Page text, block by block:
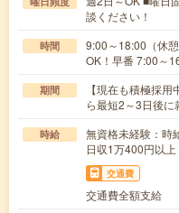
談ください！
時間
9:00～18:00（休
OK！早番 7:00～
期間
【現在も積極採
ら最短2～3日後に
時給
無資格未経験：
日収1万400円以上
交通費
交通費全額支給